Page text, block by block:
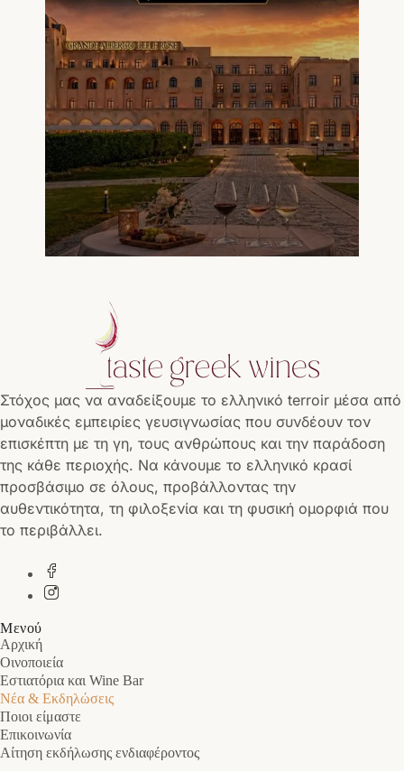
Στόχος μας να αναδείξουμε το ελληνικό terroir μέσα από
μοναδικές εμπειρίες γευσιγνωσίας που συνδέουν τον
επισκέπτη με τη γη, τους ανθρώπους και την παράδοση
της κάθε περιοχής. Να κάνουμε το ελληνικό κρασί
προσβάσιμο σε όλους, προβάλλοντας την
αυθεντικότητα, τη φιλοξενία και τη φυσική ομορφιά που
το περιβάλλει.
Μενού
Αρχική
Οινοποιεία
Εστιατόρια και Wine Bar
Νέα & Εκδηλώσεις
Ποιοι είμαστε
Επικοινωνία
Αίτηση εκδήλωσης ενδιαφέροντος